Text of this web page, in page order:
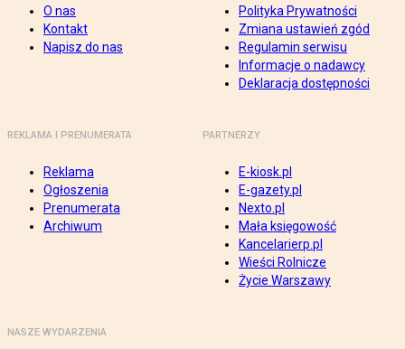
O nas
Kontakt
Napisz do nas
Polityka Prywatności
Zmiana ustawień zgód
Regulamin serwisu
Informacje o nadawcy
Deklaracja dostępności
REKLAMA I PRENUMERATA
Reklama
Ogłoszenia
Prenumerata
Archiwum
PARTNERZY
E-kiosk.pl
E-gazety.pl
Nexto.pl
Mała księgowość
Kancelarierp.pl
Wieści Rolnicze
Życie Warszawy
NASZE WYDARZENIA